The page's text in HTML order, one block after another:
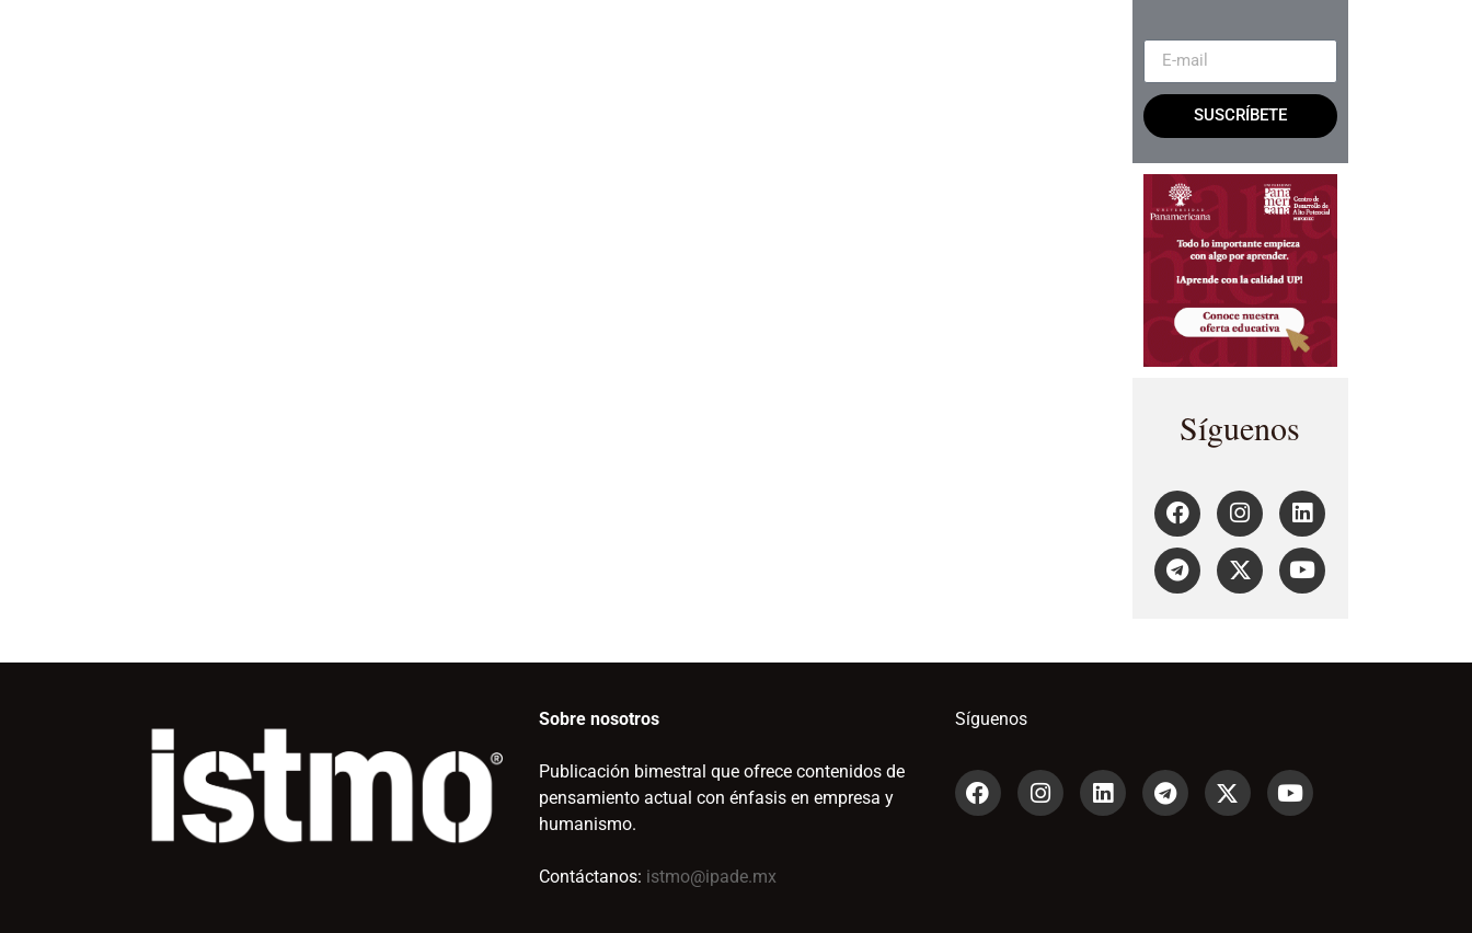
SUSCRÍBETE
Síguenos
Sobre nosotros
Publicación bimestral que ofrece contenidos de
pensamiento actual con énfasis en empresa y
humanismo.
Contáctanos: istmo@ipade.mx
Síguenos